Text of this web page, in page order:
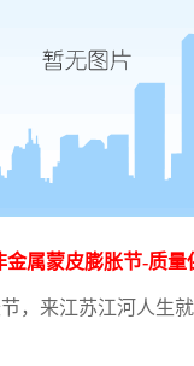
金属蒙皮膨胀节-质量
，来江苏江河人生